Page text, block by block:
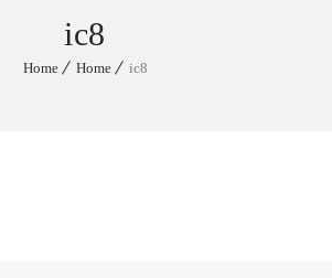
ic8
Home Home ic8